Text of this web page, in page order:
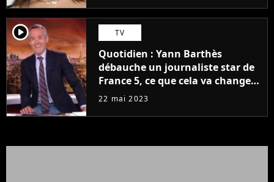
player2 TV
Quotidien : Yann Barthès
débauche un journaliste star de
France 5, ce que cela va changer
à la rentrée
22 mai 2023